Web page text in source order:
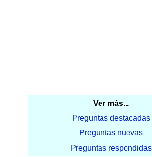
Ver más...
Preguntas destacadas
Preguntas nuevas
Preguntas respondidas